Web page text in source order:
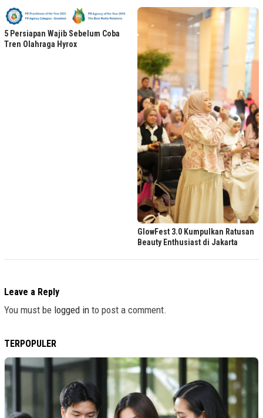
5 Persiapan Wajib Sebelum Coba
Tren Olahraga Hyrox
GlowFest 3.0 Kumpulkan Ratusan
Beauty Enthusiast di Jakarta
Leave a Reply
You must be logged in to post a comment.
TERPOPULER